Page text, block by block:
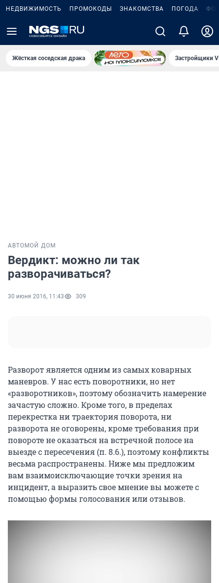
НЕДВИЖИМОСТЬ ПРОМОКОДЫ ЗНАКОМСТВА ПОГОДА
Жёсткая соседская драка Застройщики
АВТО МОЙ ДОМ
Вердикт: можно ли так
разворачиваться?
30 июня 2016, 11:43 309
Разворот является одним из самых коварных
маневров. У нас есть поворотники, но нет
«разворотников», поэтому обозначить намерение
зачастую сложно. Кроме того, в пределах
перекрестка ни траектория поворота, ни
разворота не оговорены, кроме требования при
повороте не оказаться на встречной полосе на
выезде с пересечения (п. 8.6.), поэтому конфликты
весьма распространены. Ниже мы предложим
вам взаимоисключающие точки зрения на
инцидент, а выразить свое мнение вы можете с
помощью формы голосования или отзывов.